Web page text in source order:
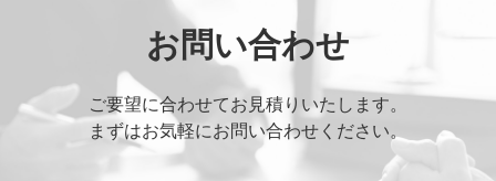
お問い合わせ
ご要望に合わせてお見積りいたします。
まずはお気軽にお問い合わせください。